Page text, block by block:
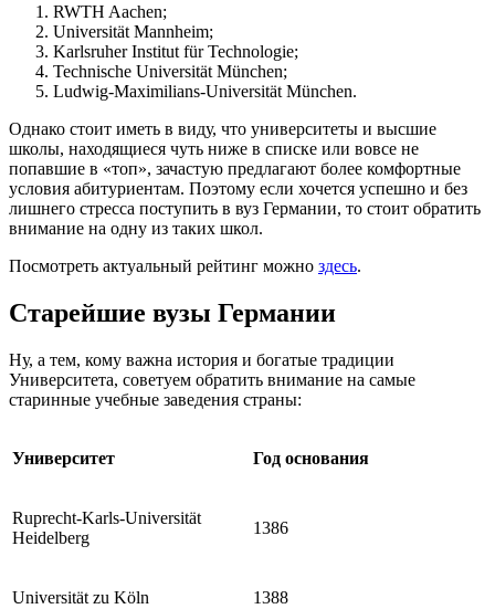
RWTH Aachen;
Universität Mannheim;
Karlsruher Institut für Technologie;
Technische Universität München;
Ludwig-Maximilians-Universität München.
Однако стоит иметь в виду, что университеты и высшие
школы, находящиеся чуть ниже в списке или вовсе не
попавшие в «топ», зачастую предлагают более комфортные
условия абитуриентам. Поэтому если хочется успешно и без
лишнего стресса поступить в вуз Германии, то стоит обратить
внимание на одну из таких школ.
Посмотреть актуальный рейтинг можно здесь.
Старейшие вузы Германии
Ну, а тем, кому важна история и богатые традиции
Университета, советуем обратить внимание на самые
старинные учебные заведения страны:
Университет Год основания
Ruprecht-Karls-Universität
Heidelberg
1386
Universität zu Köln 1388